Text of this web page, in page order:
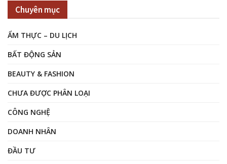
Chuyên mục
ẨM THỰC – DU LỊCH
BẤT ĐỘNG SẢN
BEAUTY & FASHION
CHƯA ĐƯỢC PHÂN LOẠI
CÔNG NGHỆ
DOANH NHÂN
ĐẦU TƯ